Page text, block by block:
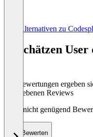
Alle Alternativen zu
So schätzen
Die Bewertungen ergeben
abgegebenen Reviews
Noch nicht genügend
Bewerten